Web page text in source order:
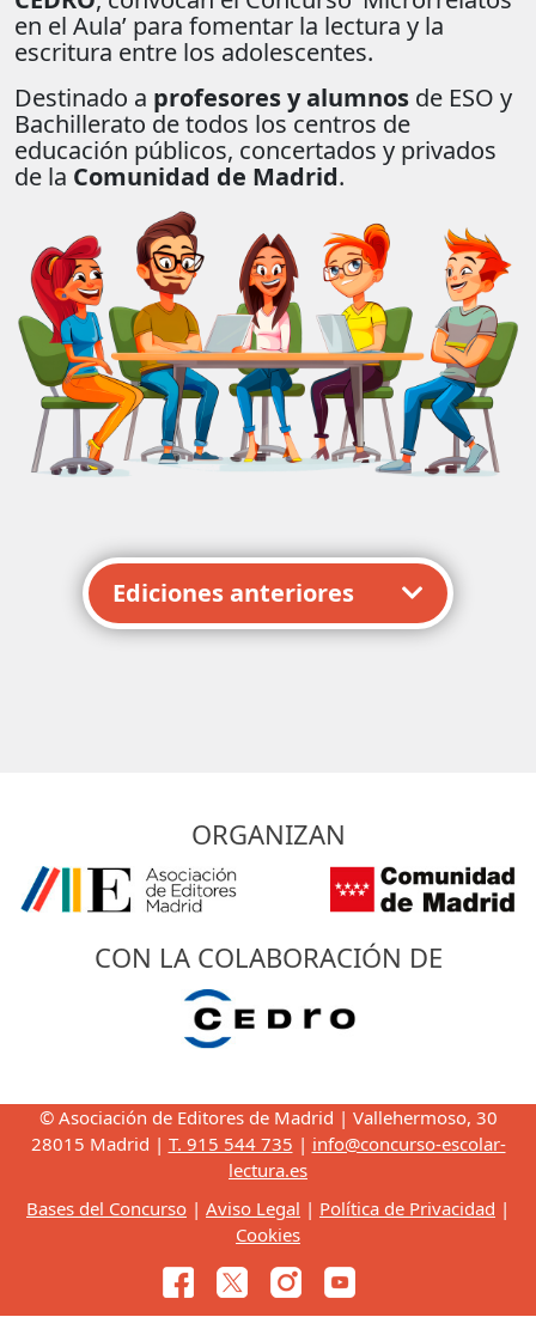
en el Aula’ para fomentar la lectura y la
escritura entre los adolescentes.
Destinado a profesores y alumnos de ESO y
Bachillerato de todos los centros de
educación públicos, concertados y privados
de la Comunidad de Madrid.
Ediciones anteriores
ORGANIZAN
CON LA COLABORACIÓN DE
© Asociación de Editores de Madrid | Vallehermoso, 30
28015 Madrid | T. 915 544 735 | info@concurso-escolar-
lectura.es
Bases del Concurso | Aviso Legal | Política de Privacidad |
Cookies